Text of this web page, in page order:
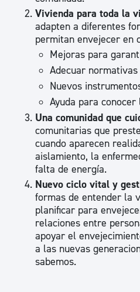
Vivienda para toda la
adapten a diferentes
permitan envejecer en
Mejoras para
Adecuar normativas
Nuevos
Ayuda para
Una comunidad que
comunitarias que
cuando aparecen
aislamiento, la
falta de energía.
Nuevo ciclo vital y
formas de entender la
planificar para
relaciones entre
apoyar el
a las nuevas
sabemos.